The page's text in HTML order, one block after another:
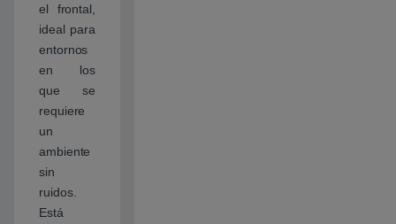
el frontal,
ideal para
entornos
en los
que se
requiere
un
ambiente
sin
ruidos.
Está